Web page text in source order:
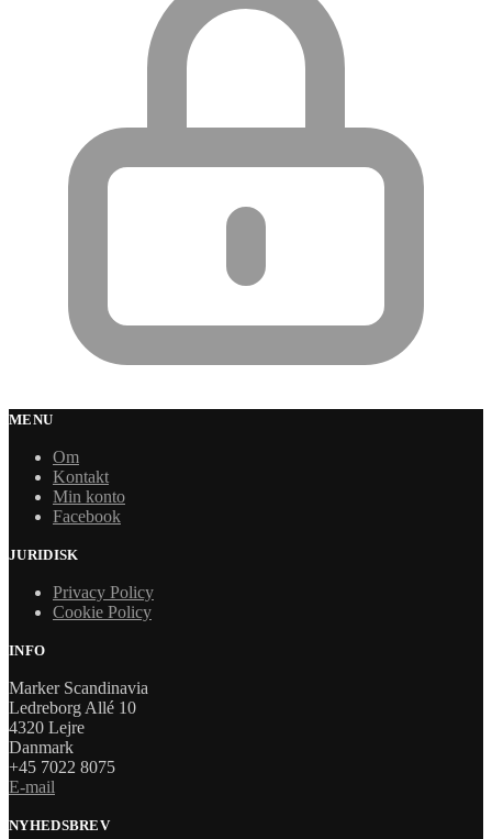
MENU
Om
Kontakt
Min konto
Facebook
JURIDISK
Privacy Policy
Cookie Policy
INFO
Marker Scandinavia
Ledreborg Allé 10
4320 Lejre
Danmark
+45 7022 8075
E-mail
NYHEDSBREV